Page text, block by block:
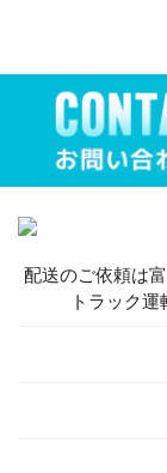
配送のご依頼は
トラック